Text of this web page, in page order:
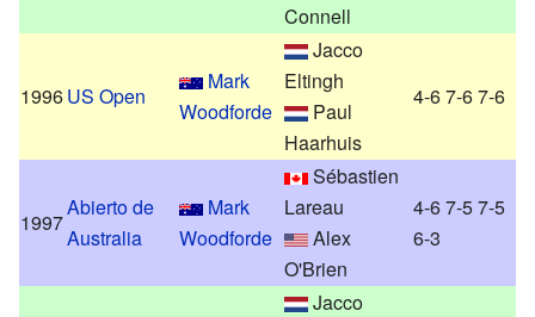
Connell
1996US Open
Mark
Woodforde
Jacco
Eltingh
Paul
Haarhuis
4-6 7-6 7-6
1997
Abierto de
Australia
Mark
Woodforde
Sébastien
Lareau
Alex
O'Brien
4-6 7-5 7-5
6-3
Jacco